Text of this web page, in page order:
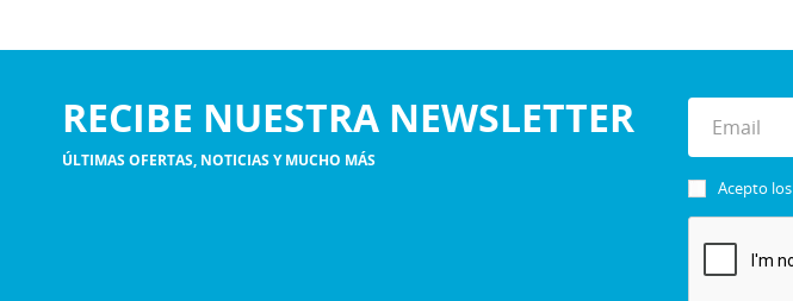
RECIBE NUESTRA NEWSLETTER
ÚLTIMAS OFERTAS, NOTICIAS Y MUCHO MÁS
Acepto los